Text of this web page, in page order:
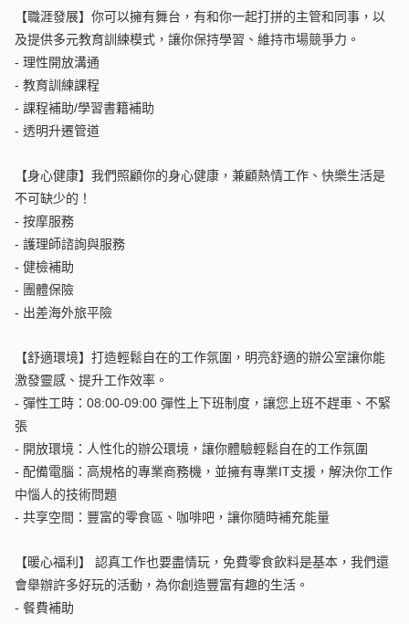
【職涯發展】你可以擁有舞台，有和你一起打拼的主管和同事，以
及提供多元教育訓練模式，讓你保持學習、維持市場競爭力。
- 理性開放溝通
- 教育訓練課程
- 課程補助/學習書籍補助
- 透明升遷管道
【身心健康】我們照顧你的身心健康，兼顧熱情工作、快樂生活是
不可缺少的！
- 按摩服務
- 護理師諮詢與服務
- 健檢補助
- 團體保險
- 出差海外旅平險
【舒適環境】打造輕鬆自在的工作氛圍，明亮舒適的辦公室讓你能
激發靈感、提升工作效率。
- 彈性工時：08:00-09:00 彈性上下班制度，讓您上班不趕車、不緊
張
- 開放環境：人性化的辦公環境，讓你體驗輕鬆自在的工作氛圍
- 配備電腦：高規格的專業商務機，並擁有專業IT支援，解決你工作
中惱人的技術問題
- 共享空間：豐富的零食區、咖啡吧，讓你隨時補充能量
【暖心福利】 認真工作也要盡情玩，免費零食飲料是基本，我們還
會舉辦許多好玩的活動，為你創造豐富有趣的生活。
- 餐費補助